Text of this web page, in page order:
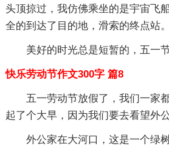
头顶掠过，我仿佛乘坐的是宇宙飞
全的到达了目的地，滑索的终点站。
美好的时光总是短暂的，五一
快乐劳动节作文300字 篇8
五一劳动节放假了，我们一家
起了个大早，因为我们要去看望外公
外公家在大河口，这是一个绿